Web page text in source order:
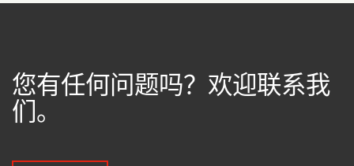
您有任何问题吗？欢迎联系我
们。